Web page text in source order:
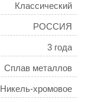
Классический
РОССИЯ
3 года
Сплав металлов
Никель-хромовое